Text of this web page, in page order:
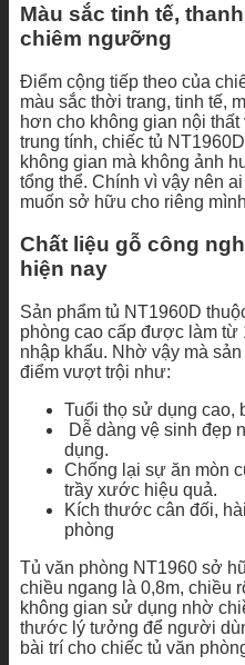
Màu sắc tinh tế,
chiêm ngưỡng
Điểm cộng tiếp theo của
màu sắc thời trang, tinh tế,
hơn cho không gian nội
trung tính, chiếc tủ
không gian mà không ảnh
tổng thể. Chính vì vậy nên
muốn sở hữu cho riêng
Chất liệu gỗ công
hiện nay
Sản phẩm tủ NT1960D
phòng cao cấp được làm từ
nhập khẩu. Nhờ vậy mà
điểm vượt trội như:
Tuổi thọ sử dụng cao,
Dễ dàng vệ sinh đẹp
dụng.
Chống lại sự ăn mòn
trầy xước hiệu quả.
Kích thước cân đối,
phòng
Tủ văn phòng NT1960 sở
chiều ngang là 0,8m, chiều
không gian sử dụng nhờ
thước lý tưởng để người
bài trí cho chiếc tủ văn